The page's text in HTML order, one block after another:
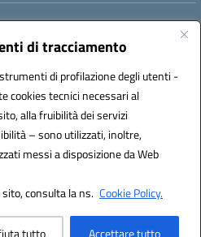
di tracciamento
di profilazione degli utenti -
cookies tecnici necessari al
alla fruibilità dei servizi
– sono utilizzati, inoltre,
messi a disposizione da Web
consulta la ns. Cookie Policy.
tutto Accettare tutto
leic8av008@istruzione.it
(IPA): BZRH652R
by 3D Solution S.r.l.
by Designers Italia